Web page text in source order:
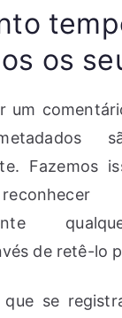
os
um
Fazemos
de retê-lo
que se